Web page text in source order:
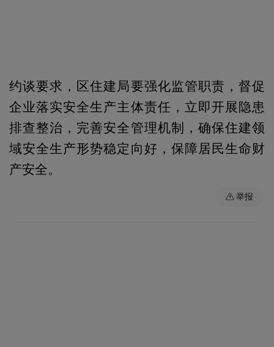
约谈要求，区住建局要强化监管职责，督促
企业落实安全生产主体责任，立即开展隐患
排查整治，完善安全管理机制，确保住建领
域安全生产形势稳定向好，保障居民生命财
产安全。
举报